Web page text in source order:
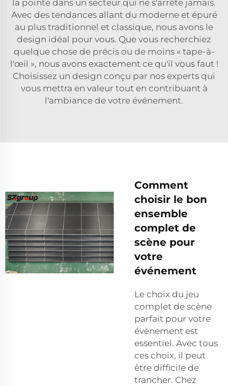
la pointe dans un secteur qui ne s'arrête jamais.
Avec des tendances allant du moderne et épuré
au plus traditionnel et classique, nous avons le
design idéal pour vous. Que vous recherchiez
quelque chose de précis ou de moins « tape-à-
l'œil », nous avons exactement ce qu'il vous faut !
Choisissez un design conçu par nos experts qui
vous mettra en valeur tout en contribuant à
l'ambiance de votre événement.
Comment
choisir le bon
ensemble
complet de
scène pour
votre
événement
Le choix du jeu
complet de scène
parfait pour votre
événement est
essentiel. Avec tous
ces choix, il peut
être difficile de
trancher. Chez